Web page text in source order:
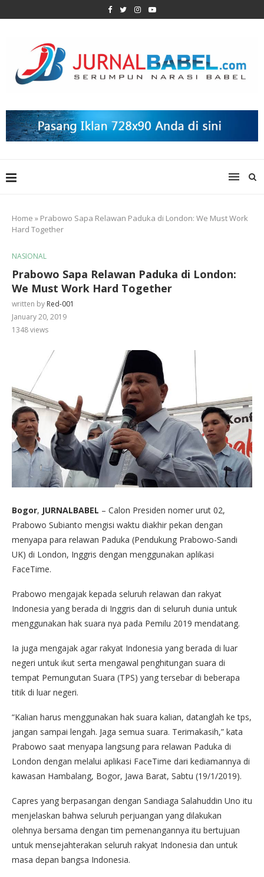
Home » Prabowo Sapa Relawan Paduka di London: We Must Work
Hard Together
NASIONAL
Prabowo Sapa Relawan Paduka di London:
We Must Work Hard Together
written by Red-001
January 20, 2019
1348views
Bogor, JURNALBABEL – Calon Presiden nomer urut 02,
Prabowo Subianto mengisi waktu diakhir pekan dengan
menyapa para relawan Paduka (Pendukung Prabowo-Sandi
UK) di London, Inggris dengan menggunakan aplikasi
FaceTime.
Prabowo mengajak kepada seluruh relawan dan rakyat
Indonesia yang berada di Inggris dan di seluruh dunia untuk
menggunakan hak suara nya pada Pemilu 2019 mendatang.
Ia juga mengajak agar rakyat Indonesia yang berada di luar
negeri untuk ikut serta mengawal penghitungan suara di
tempat Pemungutan Suara (TPS) yang tersebar di beberapa
titik di luar negeri.
“Kalian harus menggunakan hak suara kalian, datanglah ke tps,
jangan sampai lengah. Jaga semua suara. Terimakasih,” kata
Prabowo saat menyapa langsung para relawan Paduka di
London dengan melalui aplikasi FaceTime dari kediamannya di
kawasan Hambalang, Bogor, Jawa Barat, Sabtu (19/1/2019).
Capres yang berpasangan dengan Sandiaga Salahuddin Uno itu
menjelaskan bahwa seluruh perjuangan yang dilakukan
olehnya bersama dengan tim pemenangannya itu bertujuan
untuk mensejahterakan seluruh rakyat Indonesia dan untuk
masa depan bangsa Indonesia.